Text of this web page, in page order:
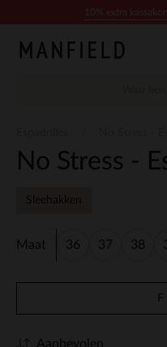
No Stress -
Sleehakken
Maat 36 37 38
Aanbevolen